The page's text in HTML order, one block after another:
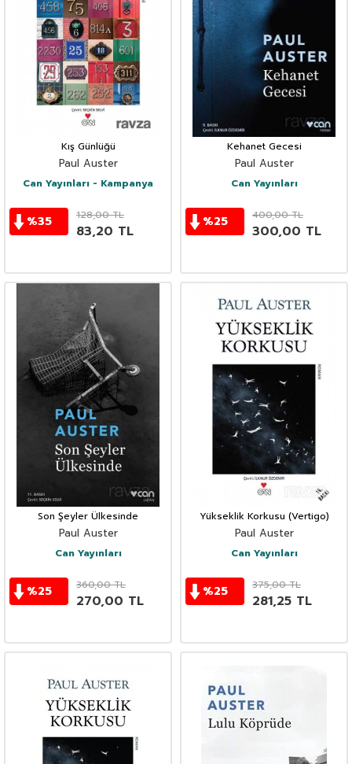
Kış Günlüğü
Paul Auster
Can Yayınları - Kampanya
%35 128,00TL
83,20 TL
Kehanet Gecesi
Paul Auster
Can Yayınları
%25 400,00TL
300,00 TL
Son Şeyler Ülkesinde
Paul Auster
Can Yayınları
%25 360,00TL
270,00 TL
Yükseklik Korkusu (Vertigo)
Paul Auster
Can Yayınları
%25 375,00TL
281,25 TL